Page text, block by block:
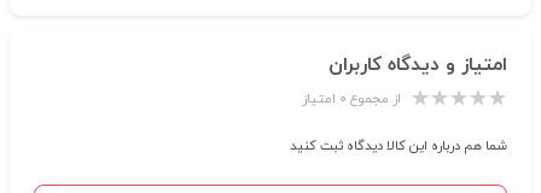
امتیاز و دیدگاه کاربران
از مجموع ۰ امتیاز
شما هم درباره این کالا دیدگاه ثبت کنید